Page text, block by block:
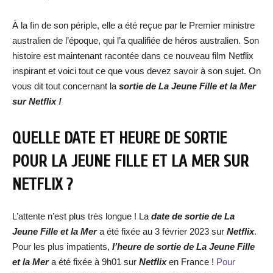
À la fin de son périple, elle a été reçue par le Premier ministre
australien de l’époque, qui l’a qualifiée de héros australien. Son
histoire est maintenant racontée dans ce nouveau film Netflix
inspirant et voici tout ce que vous devez savoir à son sujet. On
vous dit tout concernant la sortie de La Jeune Fille et la Mer
sur Netflix !
QUELLE DATE ET HEURE DE SORTIE
POUR LA JEUNE FILLE ET LA MER SUR
NETFLIX ?
L’attente n’est plus très longue ! La date de sortie de La
Jeune Fille et la Mera été fixée au 3 février 2023 sur Netflix.
Pour les plus impatients, l’heure de sortie de La Jeune Fille
et la Mera été fixée à 9h01 sur Netflixen France ! Pour